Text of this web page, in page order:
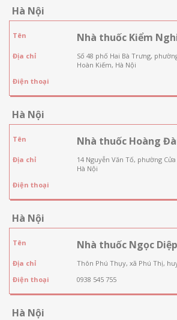
Hà Nội
Tên Nhà thuốc Kiểm
Địa chỉ
Số 48 phố Hai Bà Trưng,
Hoàn Kiếm, Hà Nội
Điện thoại
Hà Nội
Tên Nhà thuốc Hoàng
Địa chỉ
14 Nguyễn Văn Tố, phường
Hà Nội
Điện thoại
Hà Nội
Tên Nhà thuốc Ngọc Diệp
Địa chỉ
Thôn Phú Thụy, xã Phú Thị,
Điện thoại
0938 545 755
Hà Nội